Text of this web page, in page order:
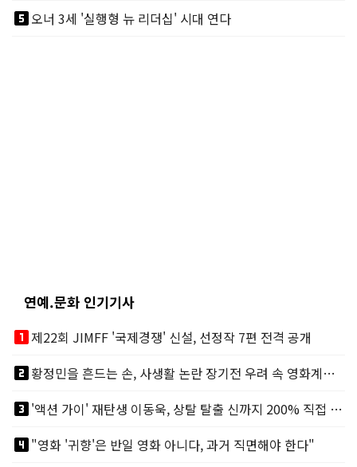
looks_5오너 3세 '실행형 뉴 리더십' 시대 연다
연예.문화 인기기사
looks_one제22회 JIMFF '국제경쟁' 신설, 선정작 7편 전격 공개
looks_two
황정민을 흔드는 손, 사생활 논란 장기전 우려 속 영화계도 리스크
looks_3
'액션 가이' 재탄생 이동욱, 상탈 탈출 신까지 200% 직접 소화
looks_4"영화 '귀향'은 반일 영화 아니다, 과거 직면해야 한다"